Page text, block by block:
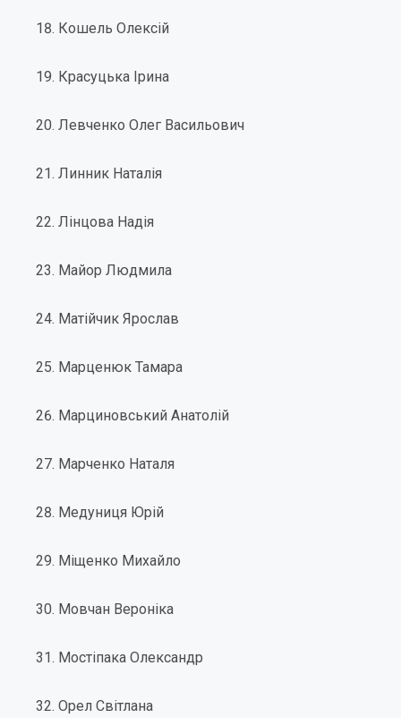
Кошель Олексій
Красуцька Ірина
Левченко Олег Васильович
Линник Наталія
Лінцова Надія
Майор Людмила
Матійчик Ярослав
Марценюк Тамара
Марциновський Анатолій
Марченко Наталя
Медуниця Юрій
Міщенко Михайло
Мовчан Вероніка
Мостіпака Олександр
Орел Світлана